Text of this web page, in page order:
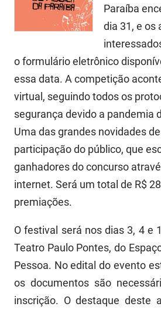
Meio Ambiente e Sustentabilidade
Planejamento, Orçamento e Gestão
Procuradoria Geral do Estado
Representação Institucional
Segurança e Defesa Social
Turismo e Desenvolvimento Econômico
FUNES
FUNESC
IMEQ
IPHAEP
LOTEP
Paraíba
dia 31, e os
o formulário eletrônico
essa data. A competição
virtual, seguindo todos os
segurança devido a pandemia
Uma das grandes novidades
participação do público, que
ganhadores do concurso
internet. Será um total de R$
premiações.
O festival será nos dias 3, 4 e
Teatro Paulo Pontes, do
Pessoa. No edital do evento
os documentos são
inscrição. O destaque deste